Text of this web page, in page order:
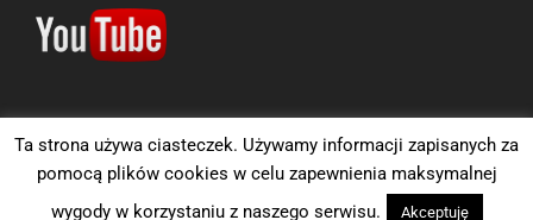
Wszelkie prawa zastrzeżone 2016 KAJAKOS | Realizacja: 3mstudio
Ta strona używa ciasteczek. Używamy informacji zapisanych za
pomocą plików cookies w celu zapewnienia maksymalnej
wygody w korzystaniu z naszego serwisu.
Akceptuję